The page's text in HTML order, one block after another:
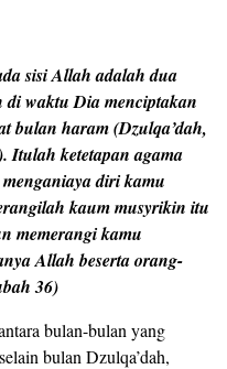
sisi Allah adalah dua
di waktu Dia menciptakan
bulan haram (Dzulqa’dah,
Itulah ketetapan agama
diri kamu
kaum musyrikin itu
memerangi kamu
Allah beserta orang-
36)
bulan-bulan yang
bulan Dzulqa’dah,